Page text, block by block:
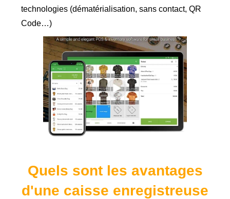
technologies (dématérialisation, sans contact, QR
Code…)
Quels sont les avantages
d'une caisse enregistreuse